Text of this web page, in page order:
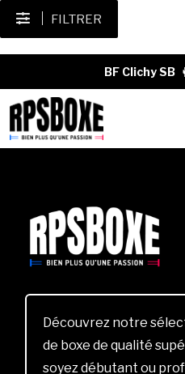
FILTRER
BF Clichy SB
Découvrez notre
de boxe de qualité
soyez débutant ou